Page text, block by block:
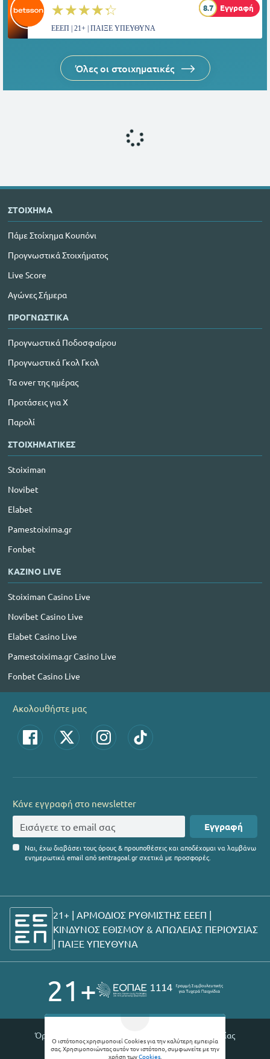
☆☆☆☆☆
★★★★★ 8.7 Εγγραφή
ΕΕΕΠ | 21+ | ΠΑΙΞΕ ΥΠΕΥΘΥΝΑ
Όλες οι στοιχηματικές
Ο ιστότοπος χρησιμοποιεί Cookies για την καλύτερη εμπειρία
σας. Χρησιμοποιώντας αυτόν τον ιστότοπο, συμφωνείτε με την
χρήση τωνCookies.
ΣΤΟΙΧΗΜΑ
Πάμε Στοίχημα Κουπόνι
Προγνωστικά Στοιχήματος
Live Score
Αγώνες Σήμερα
ΠΡΟΓΝΩΣΤΙΚΑ
Προγνωστικά Ποδοσφαίρου
Προγνωστικά Γκολ Γκολ
Τα over της ημέρας
Προτάσεις για Χ
Παρολί
ΣΤΟΙΧΗΜΑΤΙΚΕΣ
Stoiximan
Novibet
Elabet
Pamestoixima.gr
Fonbet
ΚΑΖΙΝΟ LIVE
Stoiximan Casino Live
Novibet Casino Live
Elabet Casino Live
Pamestoixima.gr Casino Live
Fonbet Casino Live
Ακολουθήστε μας
Κάνε εγγραφή στο newsletter
Εγγραφή
Ναι, έχω διαβάσει τους όρους & προυποθέσεις και αποδέχομαι να λαμβάνω
ενημερωτικά email από sentragoal.gr σχετικά με προσφορές.
21+ | ΑΡΜΟΔΙΟΣ ΡΥΘΜΙΣΤΗΣ ΕΕΕΠ |
ΚΙΝΔΥΝΟΣ ΕΘΙΣΜΟΥ & ΑΠΩΛΕΙΑΣ ΠΕΡΙΟΥΣΙΑΣ
| ΠΑΙΞΕ ΥΠΕΥΘΥΝΑ
21+
Όροι χρήσης |
Θέσεις εργασίας
© 2026 Sentragoal